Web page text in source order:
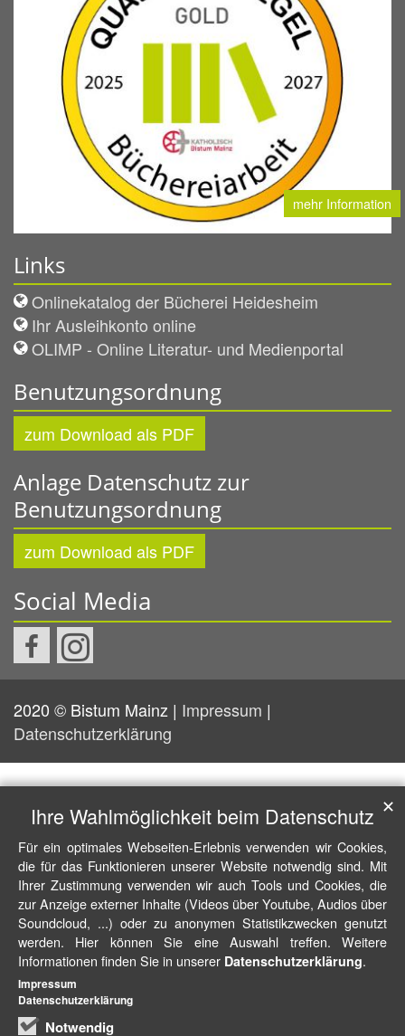
mehr Information
Links
Onlinekatalog der Bücherei Heidesheim
Ihr Ausleihkonto online
OLIMP - Online Literatur- und Medienportal
Benutzungsordnung
zum Download als PDF
Anlage Datenschutz zur
Benutzungsordnung
zum Download als PDF
Social Media
2020 © Bistum Mainz | Impressum |
Datenschutzerklärung
Ihre Wahlmöglichkeit beim Datenschutz
Für ein optimales Webseiten-Erlebnis verwenden wir Cookies,
die für das Funktionieren unserer Website notwendig sind. Mit
Ihrer Zustimmung verwenden wir auch Tools und Cookies, die
zur Anzeige externer Inhalte (Videos über Youtube, Audios über
Soundcloud, ...) oder zu anonymen Statistikzwecken genutzt
werden. Hier können Sie eine Auswahl treffen. Weitere
Informationen finden Sie in unserer Datenschutzerklärung.
Notwendig
✕
Impressum
Datenschutzerklärung